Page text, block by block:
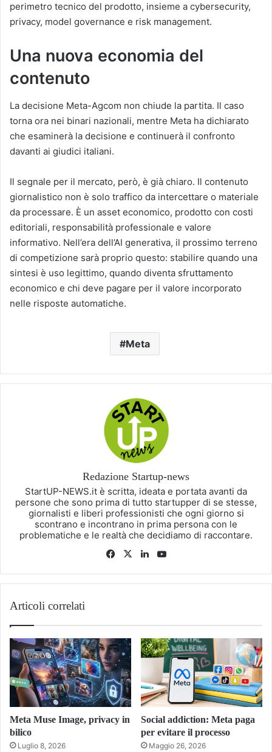
perimetro tecnico del prodotto, insieme a cybersecurity,
privacy, model governance e risk management.
Una nuova economia del
contenuto
La decisione Meta-Agcom non chiude la partita. Il caso
torna ora nei binari nazionali, mentre Meta ha dichiarato
che esaminerà la decisione e continuerà il confronto
davanti ai giudici italiani.
Il segnale per il mercato, però, è già chiaro. Il contenuto
giornalistico non è solo traffico da intercettare o materiale
da processare. È un asset economico, prodotto con costi
editoriali, responsabilità professionale e valore
informativo. Nell’era dell’AI generativa, il prossimo terreno
di competizione sarà proprio questo: stabilire quando una
sintesi è uso legittimo, quando diventa sfruttamento
economico e chi deve pagare per il valore incorporato
nelle risposte automatiche.
Meta
Redazione Startup-news
StartUP-NEWS.it è scritta, ideata e portata avanti da
persone che sono prima di tutto startupper di se stesse,
giornalisti e liberi professionisti che ogni giorno si
scontrano e incontrano in prima persona con le
problematiche e le realtà che decidiamo di raccontare.
Facebook
X LinkedIn
Articoli correlati
Meta Muse Image, privacy in
bilico
Luglio 8, 2026
Social addiction: Meta paga
per evitare il processo
Maggio 26, 2026